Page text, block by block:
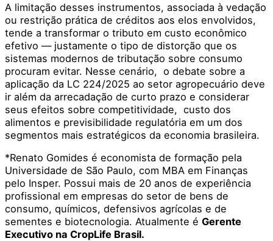
A limitação desses instrumentos, associada à vedação
ou restrição prática de créditos aos elos envolvidos,
tende a transformar o tributo em custo econômico
efetivo — justamente o tipo de distorção que os
sistemas modernos de tributação sobre consumo
procuram evitar. Nesse cenário, o debate sobre a
aplicação da LC 224/2025 ao setor agropecuário deve
ir além da arrecadação de curto prazo e considerar
seus efeitos sobre competitividade, custo dos
alimentos e previsibilidade regulatória em um dos
segmentos mais estratégicos da economia brasileira.
*Renato Gomides é economista de formação pela
Universidade de São Paulo, com MBA em Finanças
pelo Insper. Possui mais de 20 anos de experiência
profissional em empresas do setor de bens de
consumo, químicos, defensivos agrícolas e de
sementes e biotecnologia. Atualmente é Gerente
Executivo na CropLife Brasil.